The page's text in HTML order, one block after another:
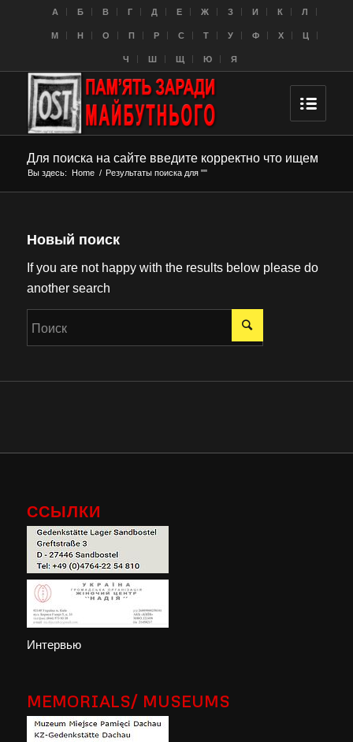
A Б В Г Д Е Ж З И К Л
M Н О П Р С Т У Ф Х Ц
Ч Ш Щ Ю Я
Для поиска на сайте введите корректно что ищем
Вы здесь: Home / Результаты поиска для ""
Новый поиск
If you are not happy with the results below please do
another search
ССЫЛКИ
Интервью
MEMORIALS/ MUSEUMS